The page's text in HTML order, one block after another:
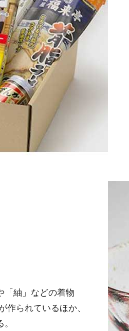
「紬」などの着物
作られているほか、